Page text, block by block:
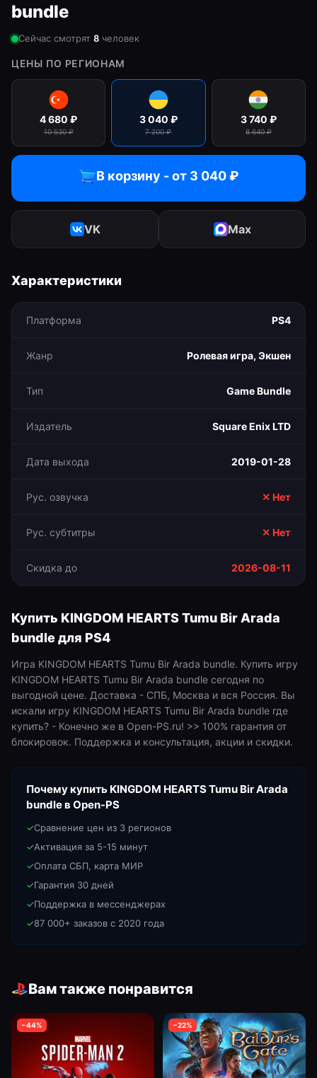
bundle
Сейчас смотрят 8 человек
ЦЕНЫ ПО РЕГИОНАМ
4 680 ₽
10 530₽
3 040 ₽
7 200₽
3 740 ₽
8 640₽
В корзину - от 3 040₽
VK Max
Характеристики
Платформа PS4
Жанр Ролевая игра, Экшен
Тип Game Bundle
Издатель Square Enix LTD
Дата выхода 2019-01-28
Рус. озвучка ✕ Нет
Рус. субтитры ✕ Нет
Скидка до 2026-08-11
Купить KINGDOM HEARTS Tumu Bir Arada
bundleдля PS4
Игра KINGDOM HEARTS Tumu Bir Arada bundle. Купить игру
KINGDOM HEARTS Tumu Bir Arada bundle сегодня по
выгодной цене. Доставка - СПБ, Москва и вся Россия. Вы
искали игру KINGDOM HEARTS Tumu Bir Arada bundle где
купить? - Конечно же в Open-PS.ru! >> 100% гарантия от
блокировок. Поддержка и консультация, акции и скидки.
Почему купить KINGDOM HEARTS Tumu Bir Arada
bundleв Open-PS
✓Сравнение цен из 3 регионов
✓Активация за 5-15 минут
✓Оплата СБП, карта МИР
✓Гарантия 30 дней
✓Поддержка в мессенджерах
✓87 000+ заказов с 2020 года
Вам также понравится
−44% −22%